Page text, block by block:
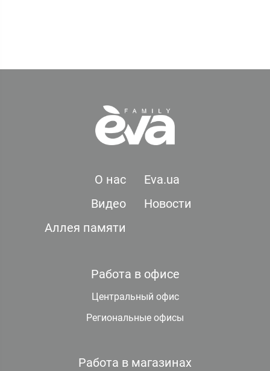
О нас
Eva.ua
Видео
Новости
Аллея памяти
Работа в офисе
Центральный офис
Региональные офисы
Работа в магазинах